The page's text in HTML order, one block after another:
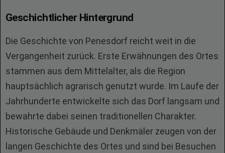
Geschichtlicher Hintergrund
Die Geschichte von Penesdorf reicht weit in die
Vergangenheit zurück. Erste Erwähnungen des Ortes
stammen aus dem Mittelalter, als die Region
hauptsächlich agrarisch genutzt wurde. Im Laufe der
Jahrhunderte entwickelte sich das Dorf langsam und
bewahrte dabei seinen traditionellen Charakter.
Historische Gebäude und Denkmäler zeugen von der
langen Geschichte des Ortes und sind bei Besuchen